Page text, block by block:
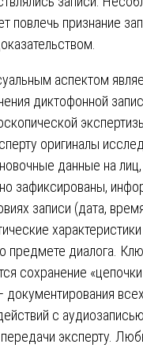
повлечь признание
аспектом
диктофонной
оригиналы
данные на лиц,
зафиксированы,
записи (дата,
предмете диалога.
сохранение «цепочки
документирования всех
с
эксперту.